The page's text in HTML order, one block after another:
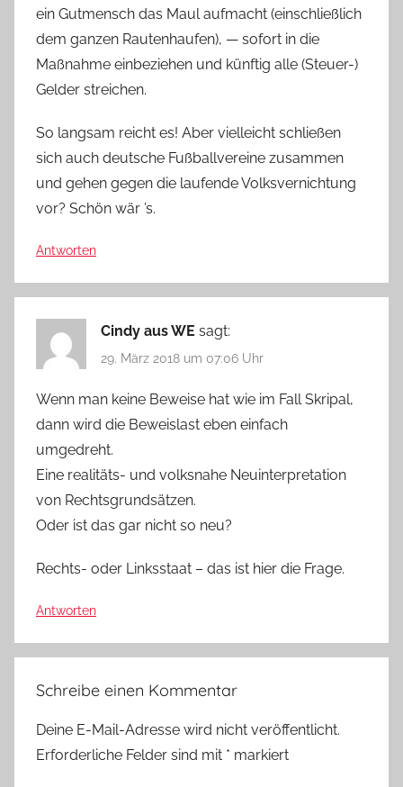
ein Gutmensch das Maul aufmacht (einschließlich
dem ganzen Rautenhaufen), — sofort in die
Maßnahme einbeziehen und künftig alle (Steuer-)
Gelder streichen.
So langsam reicht es! Aber vielleicht schließen
sich auch deutsche Fußballvereine zusammen
und gehen gegen die laufende Volksvernichtung
vor? Schön wär ’s.
Antworten
Cindy aus WE sagt:
29. März 2018 um 07:06 Uhr
Wenn man keine Beweise hat wie im Fall Skripal,
dann wird die Beweislast eben einfach
umgedreht.
Eine realitäts- und volksnahe Neuinterpretation
von Rechtsgrundsätzen.
Oder ist das gar nicht so neu?
Rechts- oder Linksstaat – das ist hier die Frage.
Antworten
Schreibe einen Kommentar
Deine E-Mail-Adresse wird nicht veröffentlicht.
Erforderliche Felder sind mit * markiert